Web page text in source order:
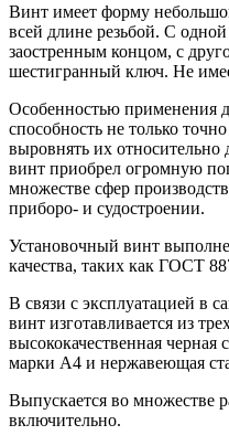
Винт имеет форму
всей длине резьбой. С
заостренным концом, с
шестигранный ключ. Не
Особенностью применения
способность не только
выровнять их относительно
винт приобрел огромную
множестве сфер
приборо- и судостроении.
Установочный винт
качества, таких как ГОСТ
В связи с эксплуатацией в
винт изготавливается из
высококачественная черная
марки А4 и нержавеющая
Выпускается во множестве
включительно.